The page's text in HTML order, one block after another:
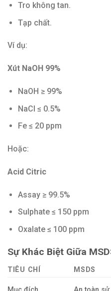
Tro không tan.
Tạp chất.
Ví dụ:
Xút NaOH 99%
NaOH ≥ 99%
NaCl ≤ 0.5%
Fe ≤ 20 ppm
Hoặc:
Acid Citric
Assay ≥ 99.5%
Sulphate ≤ 150 ppm
Oxalate ≤ 100 ppm
Sự Khác Biệt Giữa
TIÊU CHÍ MSDS